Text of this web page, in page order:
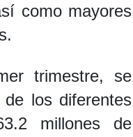
como mayores
trimestre, se
los diferentes
millones de